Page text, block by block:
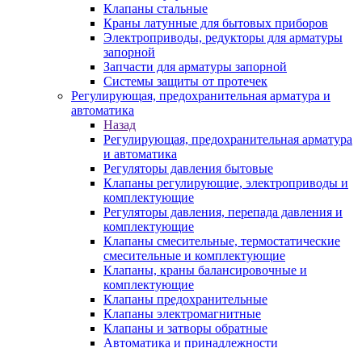
Клапаны стальные
Краны латунные для бытовых приборов
Электроприводы, редукторы для арматуры
запорной
Запчасти для арматуры запорной
Системы защиты от протечек
Регулирующая, предохранительная арматура и
автоматика
Назад
Регулирующая, предохранительная арматура
и автоматика
Регуляторы давления бытовые
Клапаны регулирующие, электроприводы и
комплектующие
Регуляторы давления, перепада давления и
комплектующие
Клапаны смесительные, термостатические
смесительные и комплектующие
Клапаны, краны балансировочные и
комплектующие
Клапаны предохранительные
Клапаны электромагнитные
Клапаны и затворы обратные
Автоматика и принадлежности